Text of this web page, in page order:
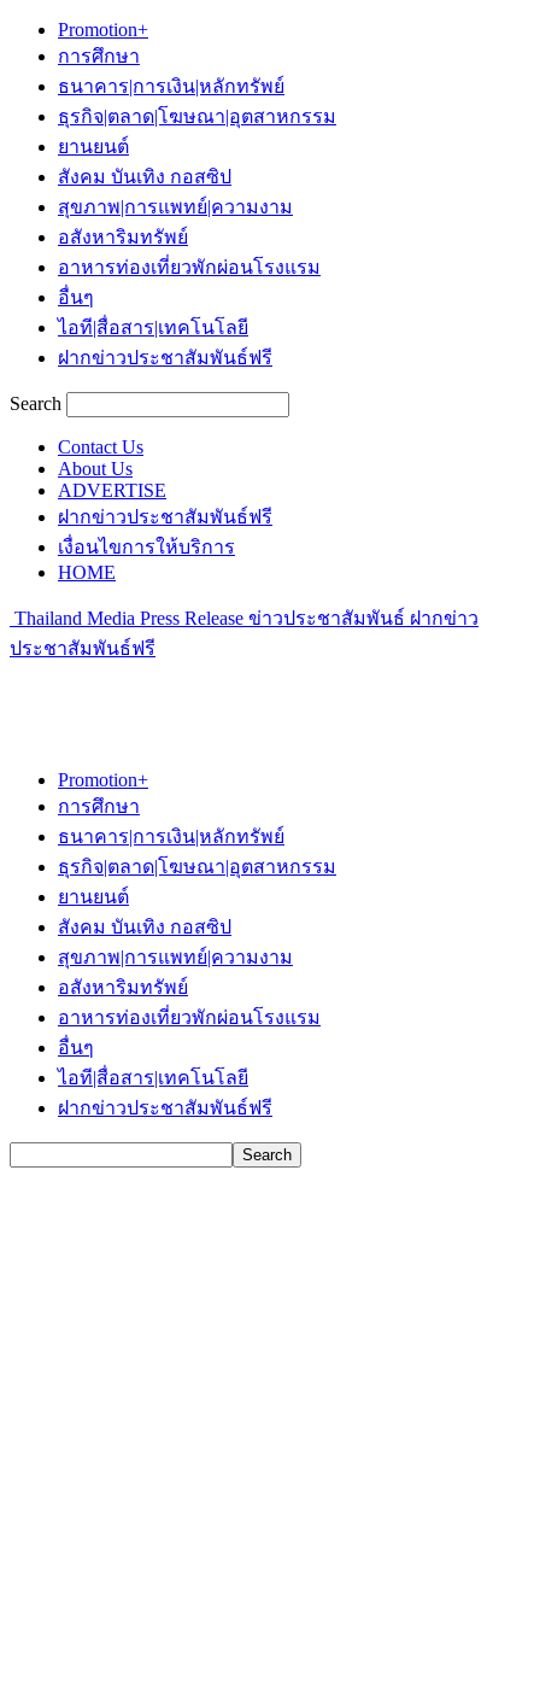
Promotion+
การศึกษา
ธนาคาร|การเงิน|หลักทรัพย์
ธุรกิจ|ตลาด|โฆษณา|อุตสาหกรรม
ยานยนต์
สังคม บันเทิง กอสซิป
สุขภาพ|การแพทย์|ความงาม
อสังหาริมทรัพย์
อาหารท่องเที่ยวพักผ่อนโรงแรม
อื่นๆ
ไอที|สื่อสาร|เทคโนโลยี
ฝากข่าวประชาสัมพันธ์ฟรี
Search
Contact Us
About Us
ADVERTISE
ฝากข่าวประชาสัมพันธ์ฟรี
เงื่อนไขการให้บริการ
HOME
Thailand Media Press Release ข่าวประชาสัมพันธ์ ฝากข่าว
ประชาสัมพันธ์ฟรี
Promotion+
การศึกษา
ธนาคาร|การเงิน|หลักทรัพย์
ธุรกิจ|ตลาด|โฆษณา|อุตสาหกรรม
ยานยนต์
สังคม บันเทิง กอสซิป
สุขภาพ|การแพทย์|ความงาม
อสังหาริมทรัพย์
อาหารท่องเที่ยวพักผ่อนโรงแรม
อื่นๆ
ไอที|สื่อสาร|เทคโนโลยี
ฝากข่าวประชาสัมพันธ์ฟรี